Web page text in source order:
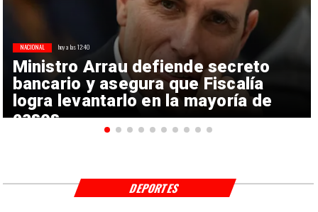
Ministro Arrau defiende secreto
bancario y asegura que Fiscalía
logra levantarlo en la mayoría de
casos
NACIONAL hoy a las 12:40
DEPORTES